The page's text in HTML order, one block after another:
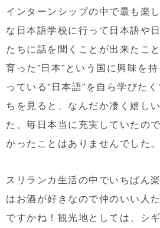
インターンシップの中で最も楽
な日本語学校に行って日本語や
たちに話を聞くことが出来たこ
育った”日本”という国に興味を
っている”日本語”を自ら学びた
ちを見ると、なんだか凄く嬉し
た。毎日本当に充実していたの
かったことはありませんでした。
スリランカ生活の中でいちばん
はお酒が好きなので仲のいい人
ですかね！観光地としては、シ